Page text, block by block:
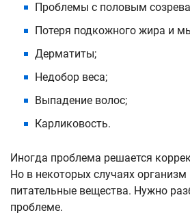
Проблемы с половым
Потеря подкожного жира и
Дерматиты;
Недобор веса;
Выпадение волос;
Карликовость.
Иногда проблема решается
Но в некоторых случаях
питательные вещества. Нужно
проблеме.